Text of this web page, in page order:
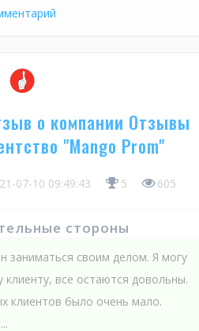
о компании Отзывы
"Mango Prom"
07-10 09:49:43 5 605
стороны
заниматься своим делом. Я могу
все остаются довольны.
клиентов было очень мало.